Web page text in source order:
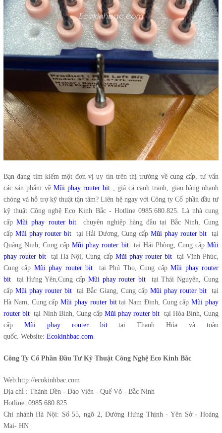
Bạn đang tìm kiếm một đơn vị uy tín trên thị trường về cung cấp, tư vấn
các sản phẩm về Mũi phay router bit , giá cả cạnh tranh, giao hàng nhanh
chóng và hỗ trợ kỹ thuật tận tâm? Liên hệ ngay với Công ty Cổ phần đầu tư
kỹ thuật Công nghệ Eco Kinh Bắc - Hotline 0985.680.825. Là nhà cung
cấpMũi phay router bit
chuyên nghiệp hàng đầu tại Bắc Ninh, Cung
cấp Mũi phay router bit tại Hải Dương, Cung cấp Mũi phay router bit
tại
Quảng Ninh, Cung cấpMũi phay router bit tại Hải Phòng, Cung cấpMũi
phay router bit
tại Hà Nội, Cung cấp Mũi phay router bit
tại Vĩnh Phúc,
Cung cấp Mũi phay router bit tại Phú Thọ, Cung cấpMũi phay router
bit
tại Hưng Yên,Cung cấp Mũi phay router bit
tại Thái Nguyên, Cung
cấpMũi phay router bit tại Bắc Giang, Cung cấp Mũi phay router bit
tại
Hà Nam, Cung cấpMũi phay router bittại Nam Định, Cung cấpMũi phay
router bit tại Ninh Bình, Cung cấp Mũi phay router bit tại Hòa Bình, Cung
cấp Mũi phay router bittại Thanh Hóa và toàn
quốc. Website: Ecokinhbac.com.
Công Ty Cổ Phần Đầu Tư Kỹ Thuật Công Nghệ Eco Kinh Bắc
Web:http://ecokinhbac.com
Địa chỉ : Thành Dền - Đào Viên - Quế Võ - Bắc Ninh
Hotline: 0985.680.825
Chi nhánh Hà Nội: Số 55, ngõ 2, Đường Hưng Thịnh - Yên Sở - Hoàng
Mai- HN